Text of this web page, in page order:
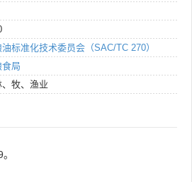
标准化技术委员会（SAC/TC 270）
食局
牧、渔业